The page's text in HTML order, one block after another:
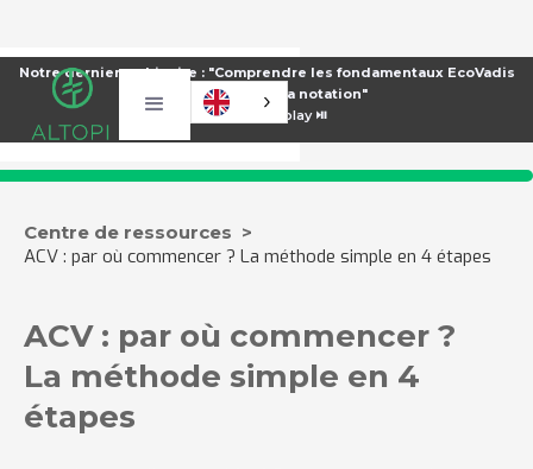
Notre dernier webinaire : "Comprendre les fondamentaux EcoVadis
pour améliorer sa notation"
⏯️Voir le replay ⏯️
Centre de ressources >
ACV : par où commencer ? La méthode simple en 4 étapes
ACV : par où commencer ?
La méthode simple en 4
étapes